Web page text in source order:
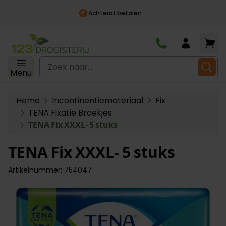
Achteraf betalen
Ga naar de inhoud
Menu
Zoek naar...
Home Incontinentiemateriaal
Fix
TENA Fixatie Broekjes
TENA Fix XXXL- 5 stuks
TENA Fix XXXL- 5 stuks
Artikelnummer: 754047